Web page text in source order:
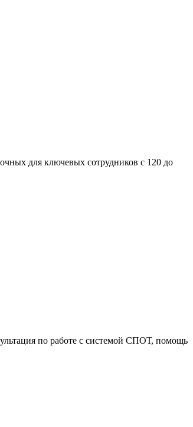
для ключевых сотрудников с 120 до
по работе с системой СПОТ, помощь